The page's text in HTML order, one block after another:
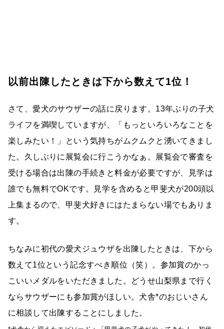
以前出陳したときは下から数えて1位！
さて、愛犬のサウザーの話に戻ります。13年ぶりの子犬
ライフを満喫していますが、「もっといろいろなことを
楽しみたい！」という気持ちがムクムクと湧いてきまし
た。久しぶりに展覧会に行こうかなぁ。展覧会で審査を
受ける場合は出陳の手続きと料金が必要ですが、見学は
誰でも無料でOKです。見学を含めると甲斐犬が200頭以
上集まるので、甲斐犬好きにはたまらない場でもありま
す。
ちなみに初代の愛犬ジュウザを出陳したときは、下から
数えて1位という記念すべき順位（笑）。参加賞のかっ
こいいメダルをいただきました。どうせ山梨県まで行く
ならサウザーにも参加賞がほしい。犬舎*のおじいさん
に相談して出陳することにしました。